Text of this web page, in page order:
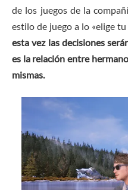
de los juegos de la
estilo de juego a lo «elige
esta vez las decisiones
es la relación entre
mismas.